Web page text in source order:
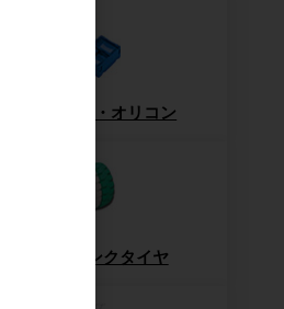
コンテナ・オリコン
ノーパンクタイヤ